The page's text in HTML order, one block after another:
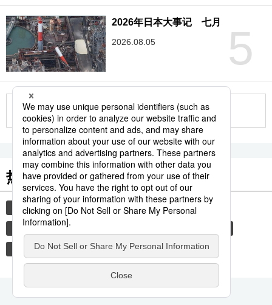
5
2026年日本大事记 七月
2026.08.05
更多
热门关键词
时事社新闻 家庭 防灾 自然灾害
健康与医疗
机器人